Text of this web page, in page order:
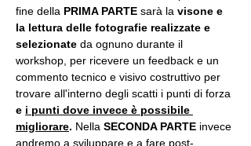
fine della PRIMA PARTE sarà la visone e
la lettura delle fotografie realizzate e
selezionate da ognuno durante il
workshop, per ricevere un feedback e un
commento tecnico e visivo costruttivo per
trovare all'interno degli scatti i punti di forza
e i punti dove invece è possibile
migliorare. Nella SECONDA PARTE invece
andremo a sviluppare e a fare post-